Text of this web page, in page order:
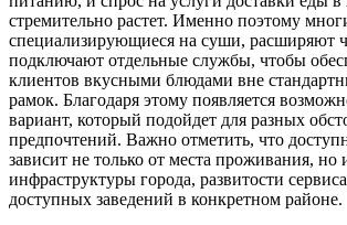
стремительно растет. Именно поэтому
специализирующиеся на суши, расширяют
подключают отдельные службы, чтобы
клиентов вкусными блюдами вне
рамок. Благодаря этому появляется
вариант, который подойдет для разных
предпочтений. Важно отметить, что
зависит не только от места проживания, но
инфраструктуры города, развитости
доступных заведений в конкретном районе.